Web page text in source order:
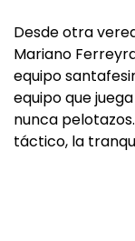
Desde otra
Mariano
equipo
equipo que
nunca
táctico, la